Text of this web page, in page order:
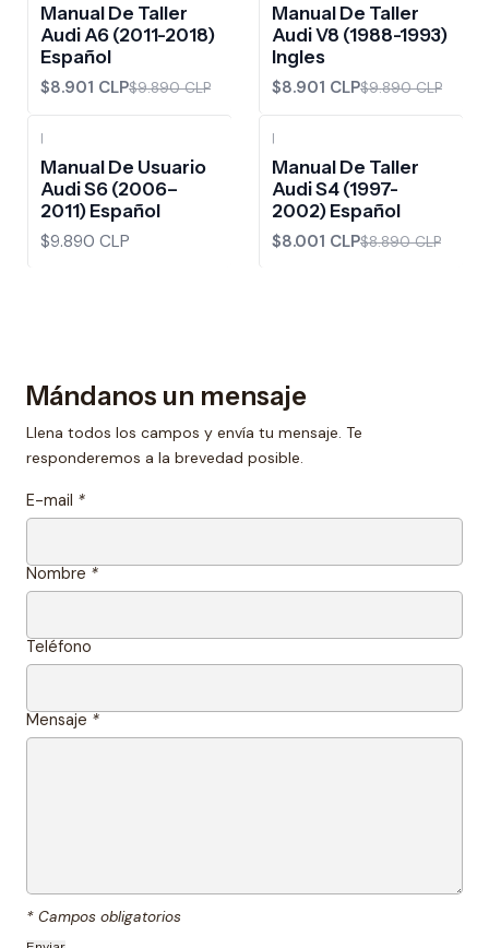
Manual De Taller
Audi A6 (2011-2018)
Español
$8.901 CLP$9.890 CLP
Manual De Taller
Audi V8 (1988-1993)
Ingles
$8.901 CLP$9.890 CLP
|
Manual De Usuario
Audi S6 (2006–
2011) Español
$9.890 CLP
|
Manual De Taller
Audi S4 (1997-
2002) Español
$8.001 CLP$8.890 CLP
Mándanos un mensaje
Llena todos los campos y envía tu mensaje. Te
responderemos a la brevedad posible.
E-mail *
Nombre *
Teléfono
Mensaje *
* Campos obligatorios